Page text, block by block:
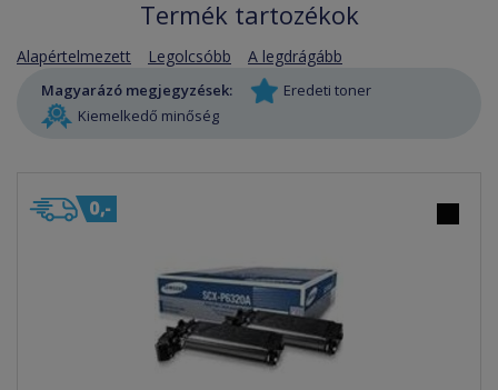
Termék tartozékok
Alapértelmezett Legolcsóbb A legdrágább
Magyarázó megjegyzések:
Eredeti toner
Kiemelkedő minőség